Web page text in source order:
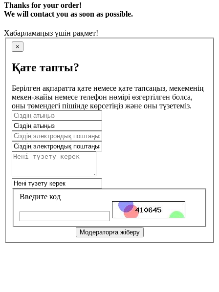
Thanks for your order!
We will contact you as soon as possible.
Хабарламаңыз үшін рақмет!
×
Қате тапты?
Берілген ақпаратта қате немесе қате тапсаңыз, мекеменің
мекен-жайы немесе телефон нөмірі өзгертілген болса,
оны төмендегі пішінде көрсетіңіз және оны түзетеміз.
Введите код
Модераторға жіберу